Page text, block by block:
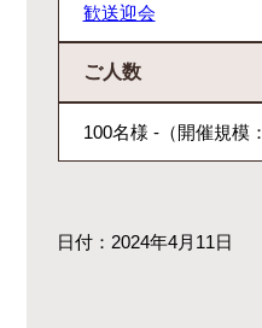
歓送迎会
ご人数
100名様 -（開催規模：
日付：2024年4月11日